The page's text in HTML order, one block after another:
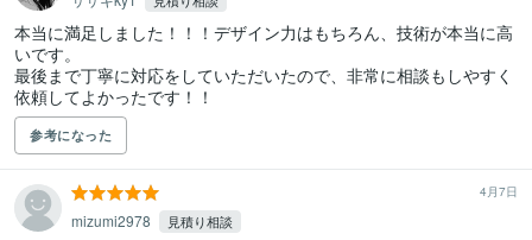
本当に満足しました！！！デザイン力はもちろん、技術が本当に高
いです。
最後まで丁寧に対応をしていただいたので、非常に相談もしやすく
依頼してよかったです！！
参考になった
4月7日
mizumi2978 見積り相談